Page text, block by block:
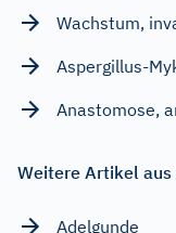
Wachstum,
Aspergillus-
Anastomose,
Weitere Artikel aus
Adelgunde